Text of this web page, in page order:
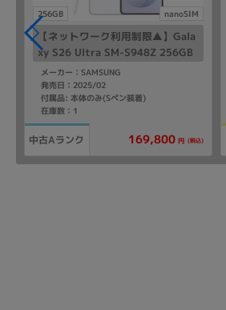
256GB nanoSIM
【ネットワーク利用制限▲】Gala
xy S26 Ultra SM-S948Z 256GB
ホワイト【SoftBank版 SIMフリ
ー】
メーカー：SAMSUNG
発売日：2025/02
付属品: 本体のみ(Sペン装着)
在庫数：1
中古Aランク 169,800 円 (税込)